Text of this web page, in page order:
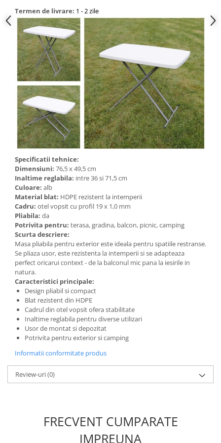
Bucatarie
Mobila bucatarie
Dulapuri si rafturi depozitare
Mese bucatarie si living
Mobilier bucatarie
Scaune bucatarie & living
Vase & ustensile pentru gatit
Tigai si seturi
Oale si cratite
Oale sub presiune
Tavi
Ustensile bucatarie
Accesorii pentru bucatarie
Cosuri de gunoi
Suporturi si accesorii de bucatarie
Living & hol
Mobila living
Comode
Mese cafea si decorative
Rafturi si biblioteci
Termen de livrare: 1 - 2 zile
Specificatii tehnice:
Dimensiuni: 76,5 x 49,5 cm
Inaltime reglabila: intre 36 si 71,5 cm
Culoare: alb
Material blat: HDPE rezistent la intemperii
Cadru: otel vopsit cu profil 19 x 1,0 mm
Pliabila: da
Potrivita pentru: terasa, gradina, balcon, picnic, camping
Scurta descriere:
Masa pliabila pentru exterior este ideala pentru spatiile restranse.
Se pliaza usor, este rezistenta la intemperii si se adapteaza
perfect oricarui context - de la balconul mic pana la iesirile in
natura.
Caracteristici principale:
Design pliabil si compact
Blat rezistent din HDPE
Cadrul din otel vopsit ofera stabilitate
Inaltime reglabila pentru diverse utilizari
Usor de montat si depozitat
Potrivita pentru exterior si camping
Informatii conformitate produs
Review-uri(0)
FRECVENT CUMPARATE
IMPREUNA